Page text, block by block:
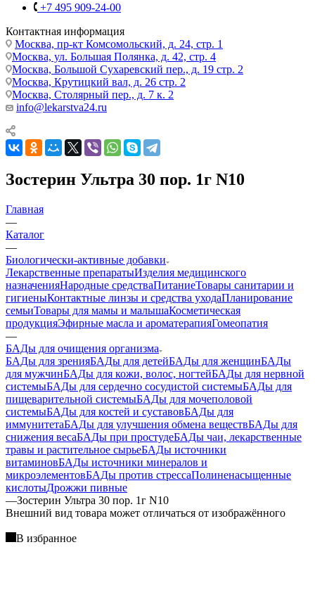
+7 495 909-24-00
Контактная информация
Москва, пр-кт Комсомольский, д. 24, стр. 1
Москва, ул. Большая Полянка, д. 42, стр. 4
Москва, Большой Сухаревский пер., д. 19 стр. 2
Москва, Крутицкий вал, д. 26 стр. 2
Москва, Столярный пер., д. 7 к. 2
info@lekarstva24.ru
Зостерин Ультра 30 пор. 1г N10
Главная
—
Каталог
—
Биологически-активные добавки
Лекарственные препаратыИзделия медицинского
назначенияНародные средстваПитаниеТовары санитарии и
гигиеныКонтактные линзы и средства уходаПланирование
семьиТовары для мамы и малышаКосметическая
продукцияЭфирные масла и ароматерапияГомеопатия
—
БАДы для очищения организма
БАДы для зренияБАДы для детейБАДы для женщинБАДы
для мужчинБАДы для кожи, волос, ногтейБАДы для нервной
системыБАДы для сердечно сосудистой системыБАДы для
пищеварительной системыБАДы для мочеполовой
системыБАДы для костей и суставовБАДы для
иммунитетаБАДы для улучшения обмена веществБАДы для
снижения весаБАДы при простудеБАДы чаи, лекарственные
травы и растительное сырьеБАДы источники
витаминовБАДы источники минералов и
микроэлементовБАДы против стрессаПолиненасыщенные
кислотыДрожжи пивные
—Зостерин Ультра 30 пор. 1г N10
Bнешний вид товара может отличаться от изображённого
В избранное